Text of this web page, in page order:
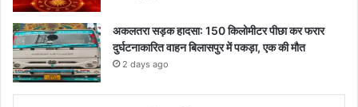
अकलतरा सड़क हादसा: 150 किलोमीटर पीछा कर फरार
दुर्घटनाकारित वाहन बिलासपुर में पकड़ा, एक की मौत
2 days ago